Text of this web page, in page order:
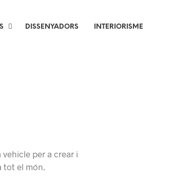
DISSENYADORS
INTERIORISME
vehicle per a crear i
tot el món.